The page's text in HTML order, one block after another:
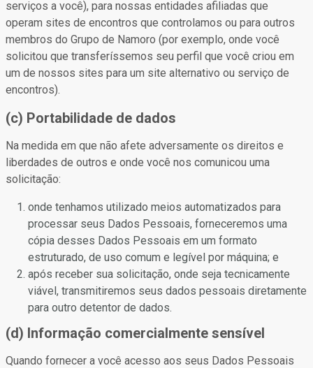
serviços a você), para nossas entidades afiliadas que
operam sites de encontros que controlamos ou para outros
membros do Grupo de Namoro (por exemplo, onde você
solicitou que transferíssemos seu perfil que você criou em
um de nossos sites para um site alternativo ou serviço de
encontros).
(c) Portabilidade de dados
Na medida em que não afete adversamente os direitos e
liberdades de outros e onde você nos comunicou uma
solicitação:
onde tenhamos utilizado meios automatizados para
processar seus Dados Pessoais, forneceremos uma
cópia desses Dados Pessoais em um formato
estruturado, de uso comum e legível por máquina; e
após receber sua solicitação, onde seja tecnicamente
viável, transmitiremos seus dados pessoais diretamente
para outro detentor de dados.
(d) Informação comercialmente sensível
Quando fornecer a você acesso aos seus Dados Pessoais